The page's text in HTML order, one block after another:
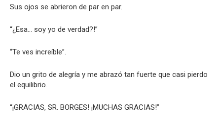
Sus ojos se abrieron de par en par.
“¿Esa… soy yo de verdad?!”
“Te ves increíble”.
Dio un grito de alegría y me abrazó tan fuerte que casi pierdo
el equilibrio.
“¡GRACIAS, SR. BORGES! ¡MUCHAS GRACIAS!”